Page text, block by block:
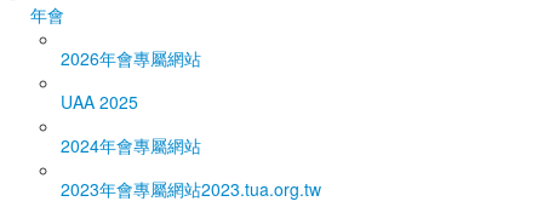
年會
2026年會專屬網站
UAA 2025
2024年會專屬網站
2023年會專屬網站2023.tua.org.tw